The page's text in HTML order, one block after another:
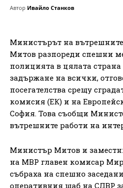
Автор Ивайло Станков
Министърът на
Митов разпореди спешни
полицията в цялата страна
задържане на всички,
посегателства срещу
комисия (ЕК) и на
София. Това съобщи
вътрешните работи на
Министър Митов и
на МВР главен комисар
събраха на спешно
оперативния щаб на СДВР